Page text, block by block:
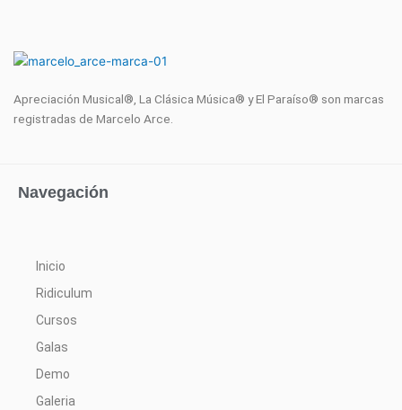
Apreciación Musical®, La Clásica Música® y El Paraíso® son marcas
registradas de Marcelo Arce.
Navegación
Inicio
Ridiculum
Cursos
Galas
Demo
Galeria